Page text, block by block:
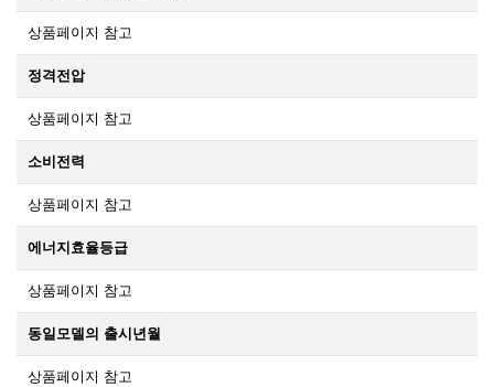
상품페이지 참고
정격전압
상품페이지 참고
소비전력
상품페이지 참고
에너지효율등급
상품페이지 참고
동일모델의 출시년월
상품페이지 참고